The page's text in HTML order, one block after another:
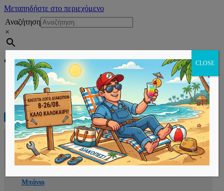
Μεταπηδήστε στο περιεχόμενο
Αναζήτηση
×
Εγγραφή
Αρχική
E-shop
Μπάνιο
CLOSE